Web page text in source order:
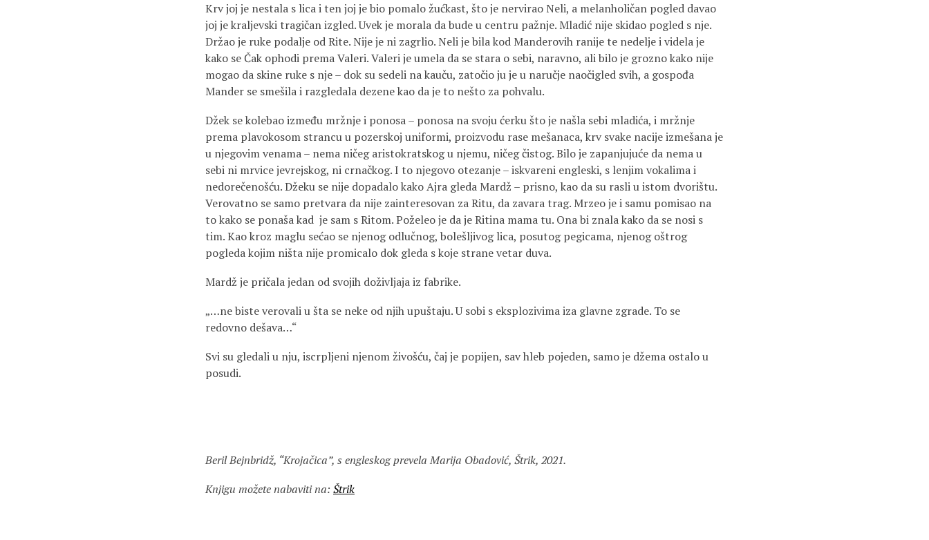
Krv joj je nestala s lica i ten joj je bio pomalo žućkast, što je nervirao Neli, a melanholičan pogled davao
joj je kraljevski tragičan izgled. Uvek je morala da bude u centru pažnje. Mladić nije skidao pogled s nje.
Držao je ruke podalje od Rite. Nije je ni zagrlio. Neli je bila kod Manderovih ranije te nedelje i videla je
kako se Čak ophodi prema Valeri. Valeri je umela da se stara o sebi, naravno, ali bilo je grozno kako nije
mogao da skine ruke s nje – dok su sedeli na kauču, zatočio ju je u naručje naočigled svih, a gospođa
Mander se smešila i razgledala dezene kao da je to nešto za pohvalu.
Džek se kolebao između mržnje i ponosa – ponosa na svoju ćerku što je našla sebi mladića, i mržnje
prema plavokosom strancu u pozerskoj uniformi, proizvodu rase mešanaca, krv svake nacije izmešana je
u njegovim venama – nema ničeg aristokratskog u njemu, ničeg čistog. Bilo je zapanjujuće da nema u
sebi ni mrvice jevrejskog, ni crnačkog. I to njegovo otezanje – iskvareni engleski, s lenjim vokalima i
nedorečenošću. Džeku se nije dopadalo kako Ajra gleda Mardž – prisno, kao da su rasli u istom dvorištu.
Verovatno se samo pretvara da nije zainteresovan za Ritu, da zavara trag. Mrzeo je i samu pomisao na
to kako se ponaša kad je sam s Ritom. Poželeo je da je Ritina mama tu. Ona bi znala kako da se nosi s
tim. Kao kroz maglu sećao se njenog odlučnog, bolešljivog lica, posutog pegicama, njenog oštrog
pogleda kojim ništa nije promicalo dok gleda s koje strane vetar duva.
Mardž je pričala jedan od svojih doživljaja iz fabrike.
„…ne biste verovali u šta se neke od njih upuštaju. U sobi s eksplozivima iza glavne zgrade. To se
redovno dešava…“
Svi su gledali u nju, iscrpljeni njenom živošću, čaj je popijen, sav hleb pojeden, samo je džema ostalo u
posudi.
Beril Bejnbridž, “Krojačica”, s engleskog prevela Marija Obadović, Štrik, 2021.
Knjigu možete nabaviti na: Štrik